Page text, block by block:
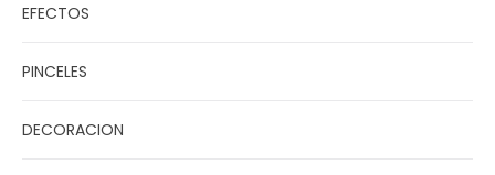
EFECTOS
PINCELES
DECORACION